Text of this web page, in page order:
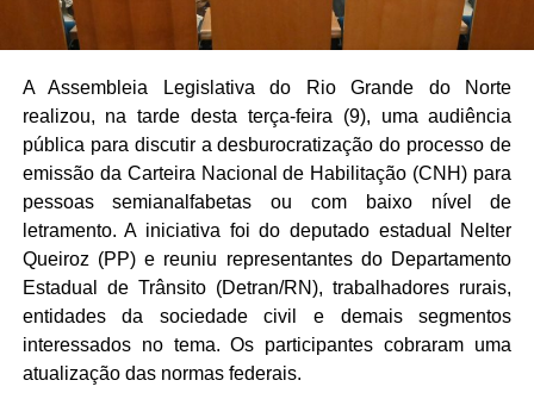
A Assembleia Legislativa do Rio Grande do Norte
realizou, na tarde desta terça-feira (9), uma audiência
pública para discutir a desburocratização do processo de
emissão da Carteira Nacional de Habilitação (CNH) para
pessoas semianalfabetas ou com baixo nível de
letramento. A iniciativa foi do deputado estadual Nelter
Queiroz (PP) e reuniu representantes do Departamento
Estadual de Trânsito (Detran/RN), trabalhadores rurais,
entidades da sociedade civil e demais segmentos
interessados no tema. Os participantes cobraram uma
atualização das normas federais.